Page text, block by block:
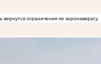
ограничения по коронавирусу